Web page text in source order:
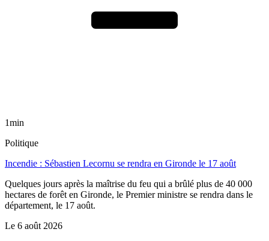
1min
Politique
Incendie : Sébastien Lecornu se rendra en Gironde le 17 août
Quelques jours après la maîtrise du feu qui a brûlé plus de 40 000
hectares de forêt en Gironde, le Premier ministre se rendra dans le
département, le 17 août.
Le 6 août 2026